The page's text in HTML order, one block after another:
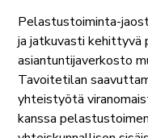
Pelastustoiminta-
ja jatkuvasti kehittyvä
asiantuntijaverkosto
Tavoitetilan
yhteistyötä
kanssa